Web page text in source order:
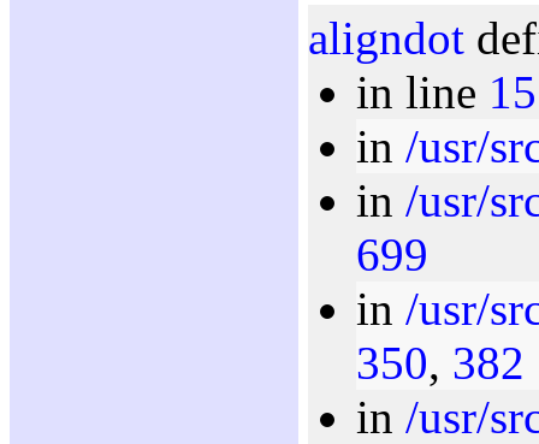
aligndot
in line
in /usr/
in /usr/
699
in /usr/
350, 382
in /usr/